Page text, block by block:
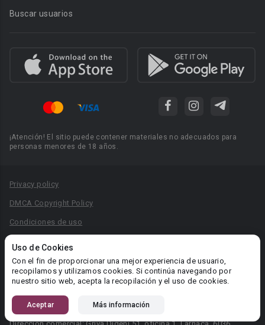
Uso de Cookies
Con el fin de proporcionar una mejor experiencia de usuario,
recopilamos y utilizamos cookies. Si continúa navegando por
nuestro sitio web, acepta la recopilación y el uso de cookies.
Aceptar Más información
Buscar usuarios
¡Atención! El sitio puede contener materiales no adecuados para
personas menores de 18 años.
Privacy policy
DMCA Copyright Policy
Condiciones de uso
Reglas para la publicación de libros
Área RR.PP.: pr@booknet.com
© 2026 Booknet. Todos los derechos reservados.